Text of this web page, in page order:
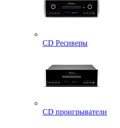
CD Ресиверы
CD проигрыватели